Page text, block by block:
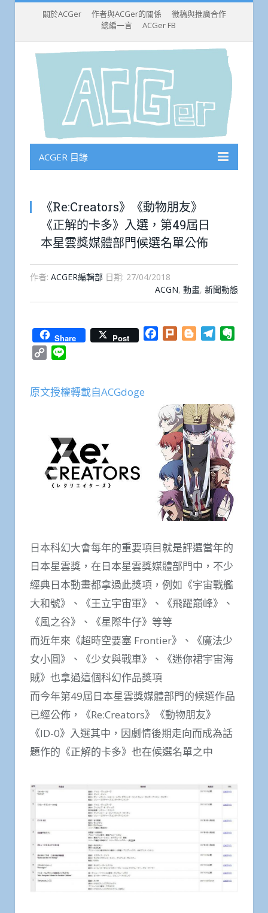
關於ACGer 作者與ACGer的關係
徵稿與推廣合作
總編一言
ACGer FB
ACGER 目錄
《Re:Creators》《動物朋友》
《正解的卡多》入選，第49屆日
本星雲獎媒體部門候選名單公佈
作者: ACGER編輯部 日期: 27/04/2018
ACGN, 動畫, 新聞動態
Share Post Facebook
Plurk BloggerTelegram
Copy
原文授權轉載自ACGdoge
日本科幻大會每年的重要項目就是評選當年的
日本星雲獎，在日本星雲獎媒體部門中，不少
經典日本動畫都拿過此獎項，例如《宇宙戰艦
大和號》、《王立宇宙軍》、《飛躍巔峰》、
《風之谷》、《星際牛仔》等等
而近年來《超時空要塞 Frontier》、《魔法少
女小圓》、《少女與戰車》、《迷你裙宇宙海
賊》也拿過這個科幻作品獎項
而今年第49屆日本星雲獎媒體部門的候選作品
已經公佈，《Re:Creators》《動物朋友》
《ID-0》入選其中，因劇情後期走向而成為話
題作的《正解的卡多》也在候選名單之中